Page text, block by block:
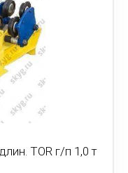
TOR г/п 1,0 т